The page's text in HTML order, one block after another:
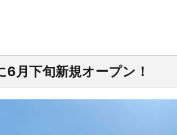
月下旬新規オープン！